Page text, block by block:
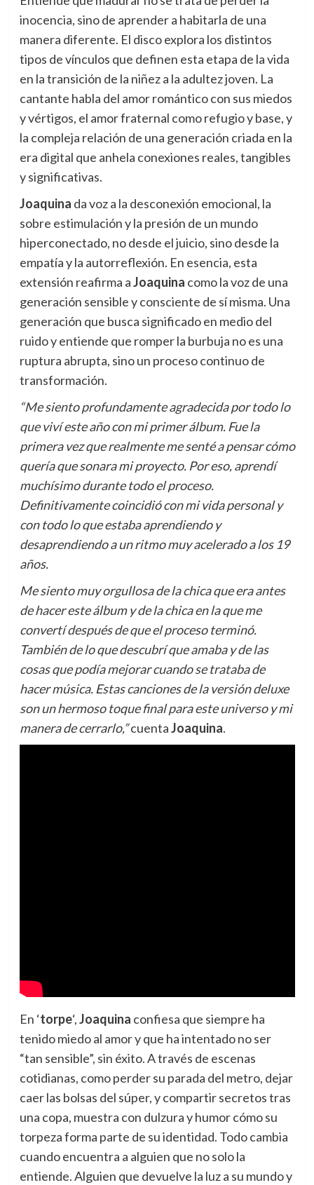
inocencia, sino de aprender a habitarla de una
manera diferente. El disco explora los distintos
tipos de vínculos que definen esta etapa de la vida
en la transición de la niñez a la adultez joven. La
cantante habla del amor romántico con sus miedos
y vértigos, el amor fraternal como refugio y base, y
la compleja relación de una generación criada en la
era digital que anhela conexiones reales, tangibles
y significativas.
Joaquina da voz a la desconexión emocional, la
sobre estimulación y la presión de un mundo
hiperconectado, no desde el juicio, sino desde la
empatía y la autorreflexión. En esencia, esta
extensión reafirma aJoaquina como la voz de una
generación sensible y consciente de sí misma. Una
generación que busca significado en medio del
ruido y entiende que romper la burbuja no es una
ruptura abrupta, sino un proceso continuo de
transformación.
“Me siento profundamente agradecida por todo lo
que viví este año con mi primer álbum. Fue la
primera vez que realmente me senté a pensar cómo
quería que sonara mi proyecto. Por eso, aprendí
muchísimo durante todo el proceso.
Definitivamente coincidió con mi vida personal y
con todo lo que estaba aprendiendo y
desaprendiendo a un ritmo muy acelerado a los 19
años.
Me siento muy orgullosa de la chica que era antes
de hacer este álbum y de la chica en la que me
convertí después de que el proceso terminó.
También de lo que descubrí que amaba y de las
cosas que podía mejorar cuando se trataba de
hacer música. Estas canciones de la versión deluxe
son un hermoso toque final para este universo y mi
manera de cerrarlo,”cuentaJoaquina.
En ‘torpe‘,Joaquina confiesa que siempre ha
tenido miedo al amor y que ha intentado no ser
“tan sensible”, sin éxito. A través de escenas
cotidianas, como perder su parada del metro, dejar
caer las bolsas del súper, y compartir secretos tras
una copa, muestra con dulzura y humor cómo su
torpeza forma parte de su identidad. Todo cambia
cuando encuentra a alguien que no solo la
entiende. Alguien que devuelve la luz a su mundo y